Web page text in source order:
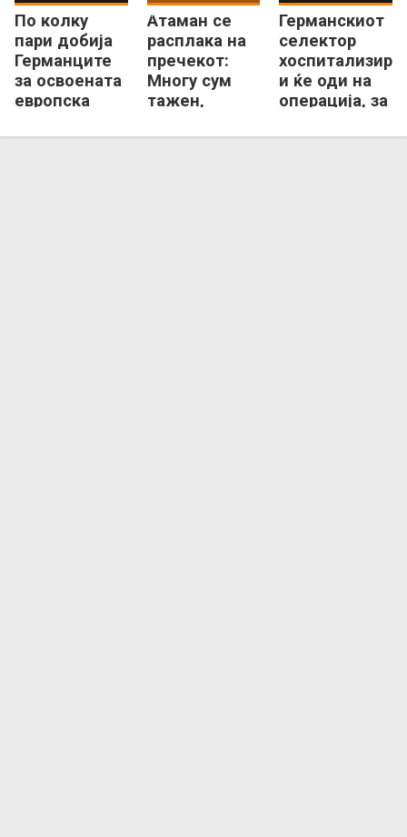
По колку
пари добија
Германците
за освоената
европска
Атаман се
расплака на
пречекот:
Многу сум
тажен,
памети само
Турција
Германскиот
селектор
и ќе оди на
операција, за
загубил седум